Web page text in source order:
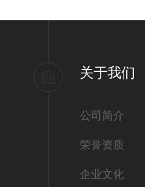
关于我们
公司简介
荣誉资质
企业文化